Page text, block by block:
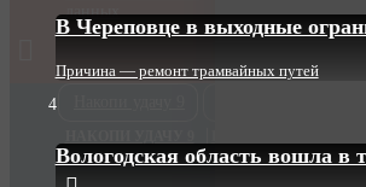
данных
В Череповце в выходные
Причина — ремонт трамвайных путей
4
Вологодская область вошла в